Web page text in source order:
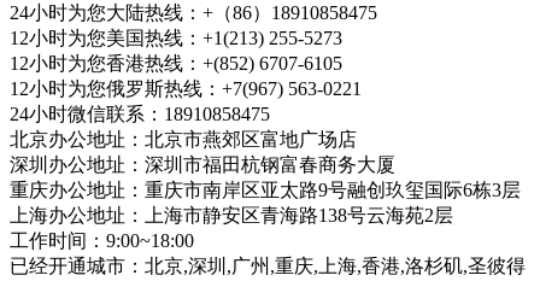
24小时为您大陆热线：+（86）18910858475
12小时为您美国热线：+1(213) 255-5273
12小时为您香港热线：+(852) 6707-6105
12小时为您俄罗斯热线：+7(967) 563-0221
24小时微信联系：18910858475
北京办公地址：北京市燕郊区富地广场店
深圳办公地址：深圳市福田杭钢富春商务大厦
重庆办公地址：重庆市南岸区亚太路9号融创玖玺国际6栋3层
上海办公地址：上海市静安区青海路138号云海苑2层
工作时间：9:00~18:00
已经开通城市：北京,深圳,广州,重庆,上海,香港,洛杉矶,圣彼得